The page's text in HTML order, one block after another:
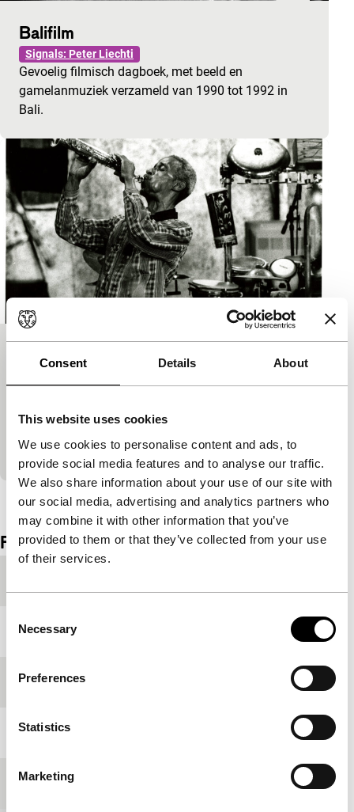
Consent Details About
This website uses cookies
We use cookies to personalise content and ads, to
provide social media features and to analyse our traffic.
We also share information about your use of our site with
our social media, advertising and analytics partners who
may combine it with other information that you’ve
provided to them or that they’ve collected from your use
of their services.
Selection
Necessary
Preferences
Statistics
Marketing
Balifilm
Signals: Peter Liechti
Gevoelig filmisch dagboek, met beeld en
gamelanmuziek verzameld van 1990 tot 1992 in
Bali.
Null Sonne No Point
concert door de beruchte freejazzgroep Art
hart va
Bekijk het hele programma
Film details
Jaar
Festivaleditie
Lengte
Medium/Formaat